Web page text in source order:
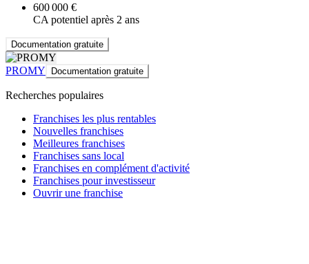
600 000 €
CA potentiel après 2 ans
Documentation gratuite
PROMY Documentation gratuite
Recherches populaires
Franchises les plus rentables
Nouvelles franchises
Meilleures franchises
Franchises sans local
Franchises en complément d'activité
Franchises pour investisseur
Ouvrir une franchise